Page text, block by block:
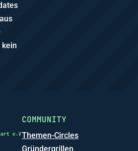
e.V
COMMUNITY
Themen-Circles
Gründergrillen